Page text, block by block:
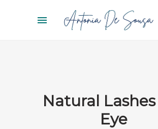
Natural
Eye